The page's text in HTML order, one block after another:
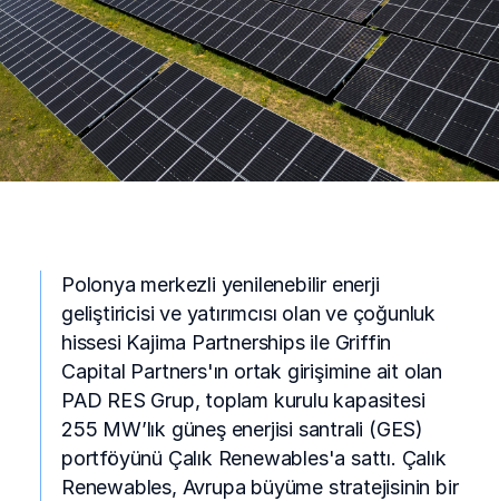
Polonya merkezli yenilenebilir enerji
geliştiricisi ve yatırımcısı olan ve çoğunluk
hissesi Kajima Partnerships ile Griffin
Capital Partners'ın ortak girişimine ait olan
PAD RES Grup, toplam kurulu kapasitesi
255 MW’lık güneş enerjisi santrali (GES)
portföyünü Çalık Renewables'a sattı. Çalık
Renewables, Avrupa büyüme stratejisinin bir